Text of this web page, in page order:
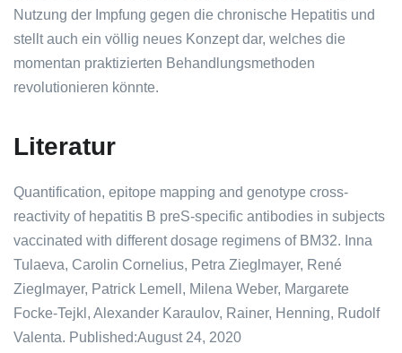
Nutzung der Impfung gegen die chronische Hepatitis und
stellt auch ein völlig neues Konzept dar, welches die
momentan praktizierten Behandlungsmethoden
revolutionieren könnte.
Literatur
Quantification, epitope mapping and genotype cross-
reactivity of hepatitis B preS-specific antibodies in subjects
vaccinated with different dosage regimens of BM32. Inna
Tulaeva, Carolin Cornelius, Petra Zieglmayer, René
Zieglmayer, Patrick Lemell, Milena Weber, Margarete
Focke-Tejkl, Alexander Karaulov, Rainer, Henning, Rudolf
Valenta. Published:August 24, 2020